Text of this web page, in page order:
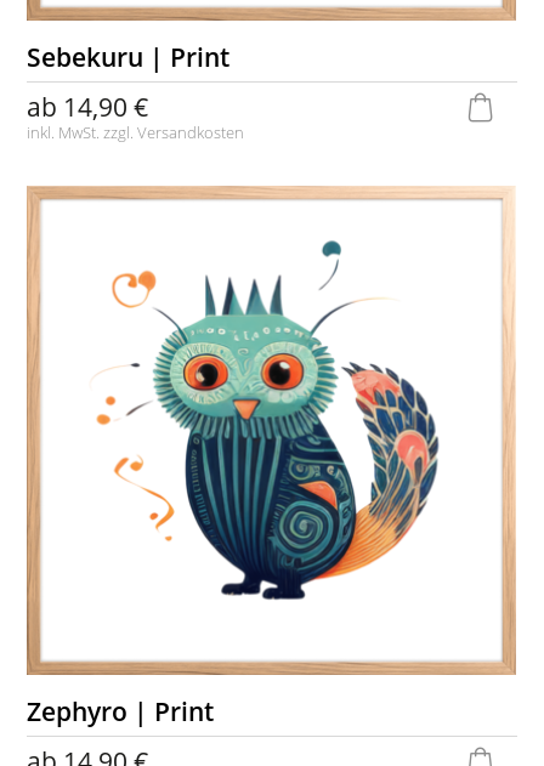
Sebekuru | Print
ab 14,90 €
inkl. MwSt. zzgl.Versandkosten
Zephyro | Print